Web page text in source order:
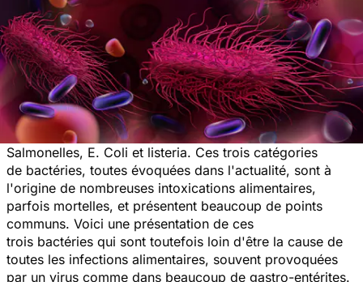
Salmonelles, E. Coli et listeria. Ces trois catégories
de bactéries, toutes évoquées dans l'actualité, sont à
l'origine de nombreuses intoxications alimentaires,
parfois mortelles, et présentent beaucoup de points
communs. Voici une présentation de ces
trois bactéries qui sont toutefois loin d'être la cause de
toutes les infections alimentaires, souvent provoquées
par un virus comme dans beaucoup de gastro-entérites.